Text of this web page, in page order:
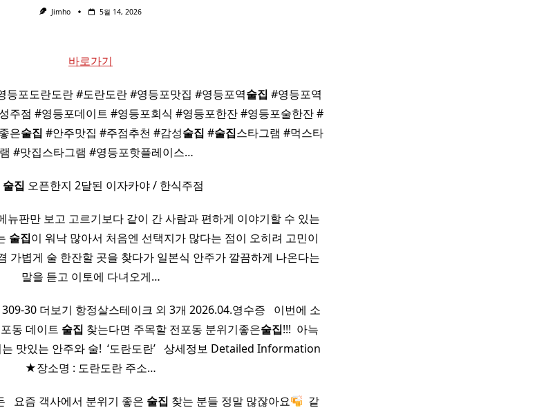
Jimho 5월 14, 2026
바로가기
등포도란도란 #도란도란 #영등포맛집 #영등포역술집 #영등포역
주점 #영등포데이트 #영등포회식 #영등포한잔 #영등포술한잔 #
은술집 #안주맛집 #주점추천 #감성술집 #술집스타그램 #먹스타
#맛집스타그램 #영등포핫플레이스…
술집 오픈한지 2달된 이자카야 / 한식주점
뉴판만 보고 고르기보다 같이 간 사람과 편하게 이야기할 수 있는
술집이 워낙 많아서 처음엔 선택지가 많다는 점이 오히려 고민이
가볍게 술 한잔할 곳을 찾다가 일본식 안주가 깔끔하게 나온다는
말을 듣고 이토에 다녀오게…
30 더보기 항정살스테이크 외 3개 2026.04.영수증 ​ ​ 이번에 소
동 데이트 술집 찾는다면 주목할 전포동 분위기좋은술집!!! ​ 아늑
맛있는 안주와 술! ​ ‘도란도란’ ​ ​ 상세정보 Detailed Information
★장소명 : 도란도란 주소…
요즘 객사에서 분위기 좋은 술집 찾는 분들 정말 많잖아요
​ 같